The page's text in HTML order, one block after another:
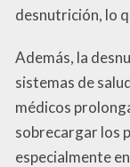
desnutrición, lo
Además, la
sistemas de
médicos
sobrecargar los
especialmente